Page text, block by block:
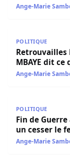
Ange-Marie
POLITIQUE
Retrouvailles
MBAYE dit ce
Ange-Marie
POLITIQUE
Fin de
un cesser le
Ange-Marie